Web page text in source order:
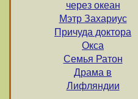
через океан
Мэтр Захариус
Причуда доктора
Окса
Семья Ратон
Драма в
Лифляндии